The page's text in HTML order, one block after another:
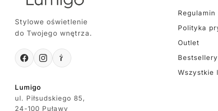
Stylowe oświetlenie
do Twojego wnętrza.
Lumigo
ul. Piłsudskiego 85,
24-100 Puławy
Regulamin
Polityka
Outlet
Bestsellery
Wszystkie